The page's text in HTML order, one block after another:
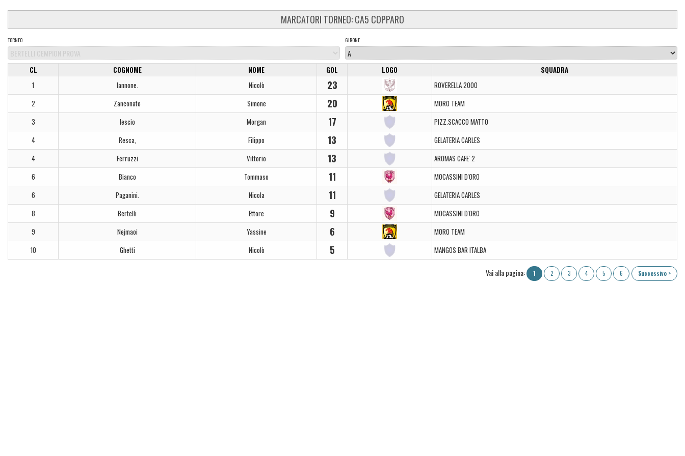
MARCATORI TORNEO: CA5 COPPARO
TORNEO GIRONE
CL COGNOME NOME GOL LOGO
SQUADRA
1
Iannone. Nicolò 23
ROVERELLA 2000
2
Zanconato Simone 20
MORO TEAM
3
lescio Morgan 17
PIZZ.SCACCO MATTO
4
Resca, Filippo 13
GELATERIA CARLES
4
Ferruzzi Vittorio 13
AROMAS CAFE' 2
6
Bianco Tommaso 11
MOCASSINI D'ORO
6
Paganini. Nicola 11
GELATERIA CARLES
8
Bertelli Ettore 9
MOCASSINI D'ORO
9
Nejmaoi Yassine 6
MORO TEAM
10
Ghetti Nicolò 5 MANGOS BAR ITALBA
Vai alla pagina: 1 2 3 4 5 6 Successivo >